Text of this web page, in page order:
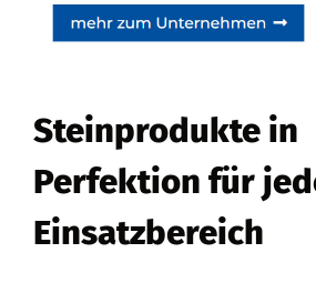
Steinprodukte in
Perfektion für
Einsatzbereich